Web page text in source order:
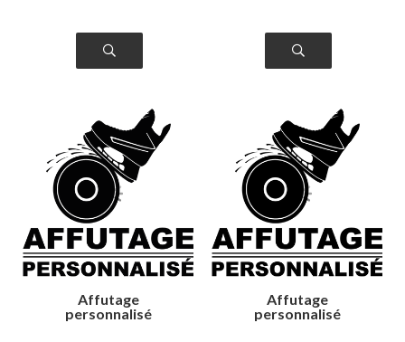
Affutage
personnalisé
Affutage
personnalisé